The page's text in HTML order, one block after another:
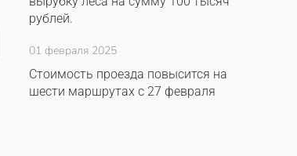
рублей.
01 февраля 2025
Стоимость проезда повысится на
шести маршрутах с 27 февраля